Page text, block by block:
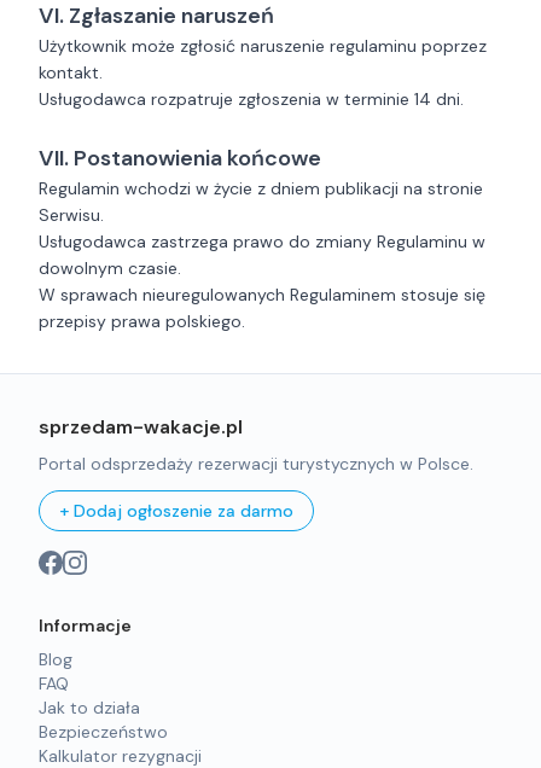
VI. Zgłaszanie naruszeń
Użytkownik może zgłosić naruszenie regulaminu poprzez
kontakt.
Usługodawca rozpatruje zgłoszenia w terminie 14 dni.
VII. Postanowienia końcowe
Regulamin wchodzi w życie z dniem publikacji na stronie
Serwisu.
Usługodawca zastrzega prawo do zmiany Regulaminu w
dowolnym czasie.
W sprawach nieuregulowanych Regulaminem stosuje się
przepisy prawa polskiego.
sprzedam-wakacje.pl
Portal odsprzedaży rezerwacji turystycznych w Polsce.
+ Dodaj ogłoszenie za darmo
Informacje
Blog
FAQ
Jak to działa
Bezpieczeństwo
Kalkulator rezygnacji